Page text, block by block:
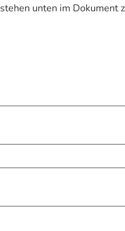
unten im Dokument